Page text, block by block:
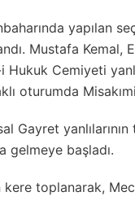
yapılan
Mustafa Kemal,
Hukuk Cemiyeti
oturumda
Gayret
gelmeye başladı.
kere toplanarak,